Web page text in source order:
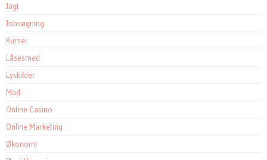
Jagt
Jobsøgning
Kurser
Låsesmed
Lyskilder
Mad
Online Casino
Online Marketing
Økonomi